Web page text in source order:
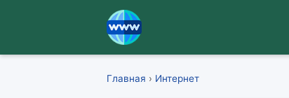
Главная › Интернет